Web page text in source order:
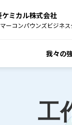
ケミカル株式会社
ーコンパウンズビジネ
我々の
工